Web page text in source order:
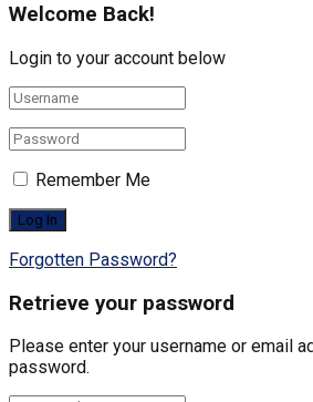
Welcome Back!
Login to your account below
Remember Me
Forgotten Password?
Retrieve your password
Please enter your username or email
password.